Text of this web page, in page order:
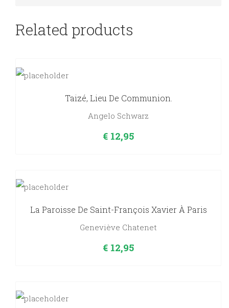
Religieuse,
Célébration
un
Related products
Taizé, Lieu De Communion.
Angelo Schwarz
€ 12,95
La Paroisse De Saint-François Xavier À Paris
Geneviève Chatenet
€ 12,95